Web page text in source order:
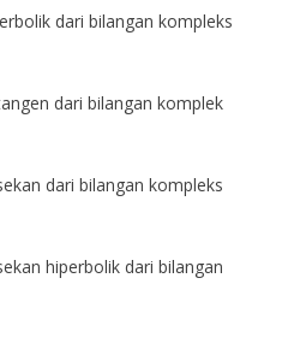
dari bilangan kompleks
dari bilangan komplek
dari bilangan kompleks
hiperbolik dari bilangan